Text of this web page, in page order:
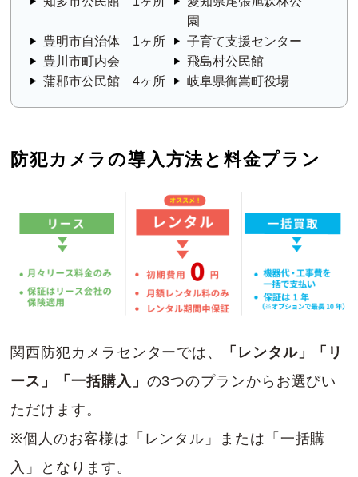
園
豊明市自治体 1ヶ所
子育て支援センター
豊川市町内会
飛島村公民館
蒲郡市公民館 4ヶ所
岐阜県御嵩町役場
防犯カメラの導入方法と料金プラン
関西防犯カメラセンターでは、
「レンタル」「リ
ース」「一括購入」 の3つのプランからお選びい
ただけます。
※個人のお客様は「レンタル」または「一括購
入」となります。